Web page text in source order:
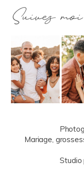
Suivez
Mariage,
Studio